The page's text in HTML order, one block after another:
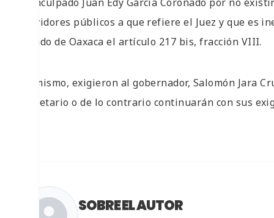
servidores públicos a que refiere el Juez y que es
Estado de Oaxaca el artículo 217 bis, fracción VIII.
Asimismo, exigieron al gobernador, Salomón Jara
secretario o de lo contrario continuarán con sus
SOBRE EL AUTOR